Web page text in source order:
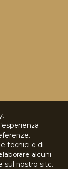
tecnici e di
alcuni
sul nostro sito.